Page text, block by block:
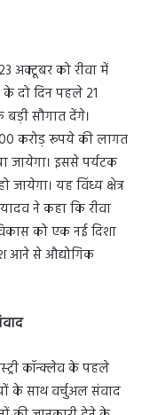
अक्टूबर को रीवा में
के दो दिन पहले 21
बड़ी सौगात देंगे।
300 करोड़ रूपये की लागत
जायेगा। इससे पर्यटक
यह विंध्य क्षेत्र
ने कहा कि रीवा
को एक नई दिशा
आने से औद्योगिक
कॉन्क्लेव के पहले
के साथ वर्चुअल संवाद